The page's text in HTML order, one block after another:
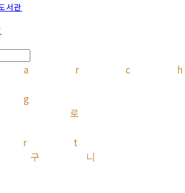
서관
로
구니